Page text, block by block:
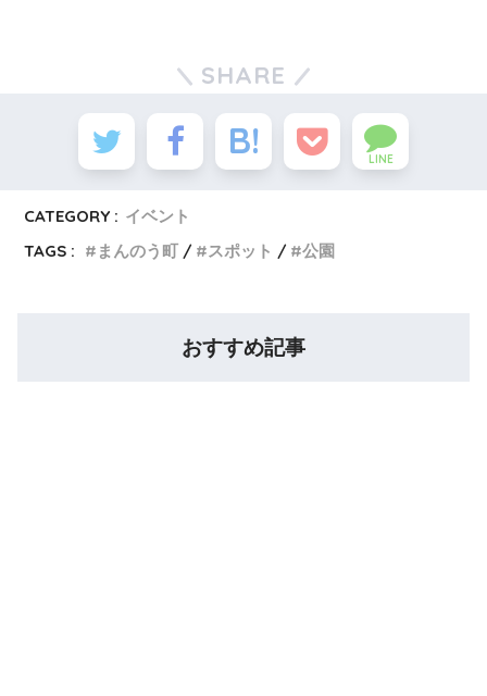
SHARE
LINE
CATEGORY : イベント
TAGS :
まんのう町 スポット 公園
おすすめ記事